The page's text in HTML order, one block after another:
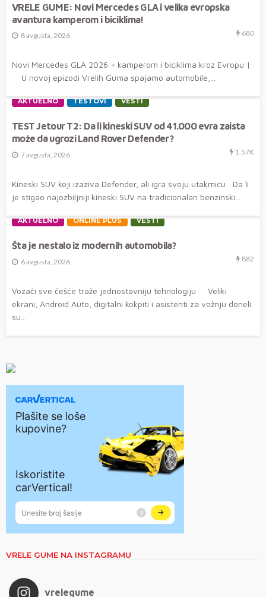
VRELE GUME: Novi Mercedes GLA i velika evropska
avantura kamperom i biciklima!
8 avgusta, 2026 680
Novi Mercedes GLA 2026 + kamperom i biciklima kroz Evropu |
U novoj epizodi Vrelih Guma spajamo automobile,...
AKTUELNO TESTOVI VESTI
TEST Jetour T2: Da li kineski SUV od 41.000 evra zaista
može da ugrozi Land Rover Defender?
7 avgusta, 2026 1.57K
Kineski SUV koji izaziva Defender, ali igra svoju utakmicu Da li
je stigao najozbiljniji kineski SUV na tradicionalan benzinski...
AKTUELNO ONLINE PLUS VESTI
Šta je nestalo iz modernih automobila?
6 avgusta, 2026 882
Vozači sve češće traže jednostavniju tehnologiju Veliki
ekrani, Android Auto, digitalni kokpiti i asistenti za vožnju doneli
su...
VRELE GUME NA INSTAGRAMU
vrelegume